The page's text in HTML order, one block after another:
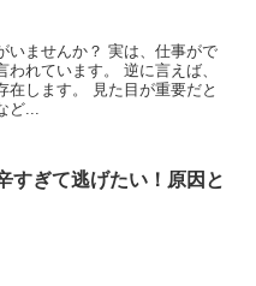
いませんか？ 実は、仕事がで
れています。 逆に言えば、
在します。 見た目が重要だと
...
すぎて逃げたい！原因と